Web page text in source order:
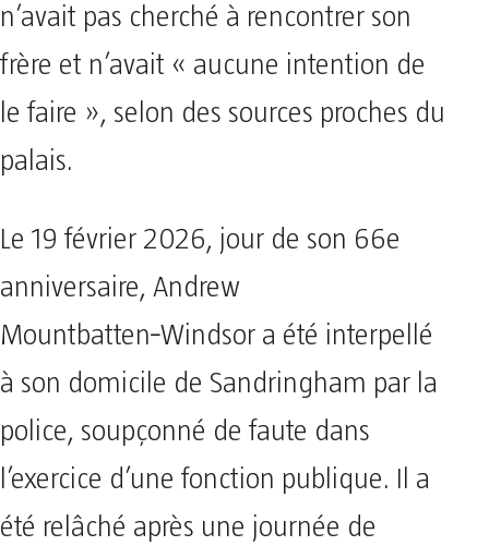
n’avait pas cherché à rencontrer son
frère et n’avait « aucune intention de
le faire », selon des sources proches du
palais.
Le 19 février 2026, jour de son 66e
anniversaire, Andrew
Mountbatten‑Windsor a été interpellé
à son domicile de Sandringham par la
police, soupçonné de faute dans
l’exercice d’une fonction publique. Il a
été relâché après une journée de